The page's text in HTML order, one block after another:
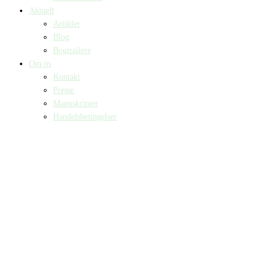
Aktuelt
Artikler
Blog
Bogtrailere
Om os
Kontakt
Presse
Manuskripter
Handelsbetingelser